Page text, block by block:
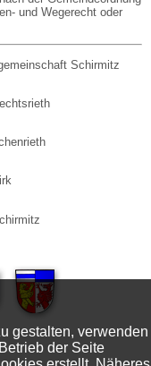
und Wegerecht oder
Schirmitz
gestalten, verwenden
der Seite